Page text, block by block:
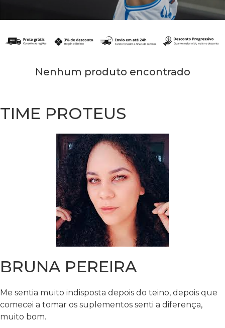
Nenhum produto encontrado
TIME PROTEUS
BRUNA PEREIRA
Me sentia muito indisposta depois do teino, depois que
comecei a tomar os suplementos senti a diferença,
muito bom.